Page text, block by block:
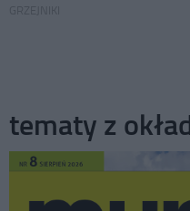
tematy z